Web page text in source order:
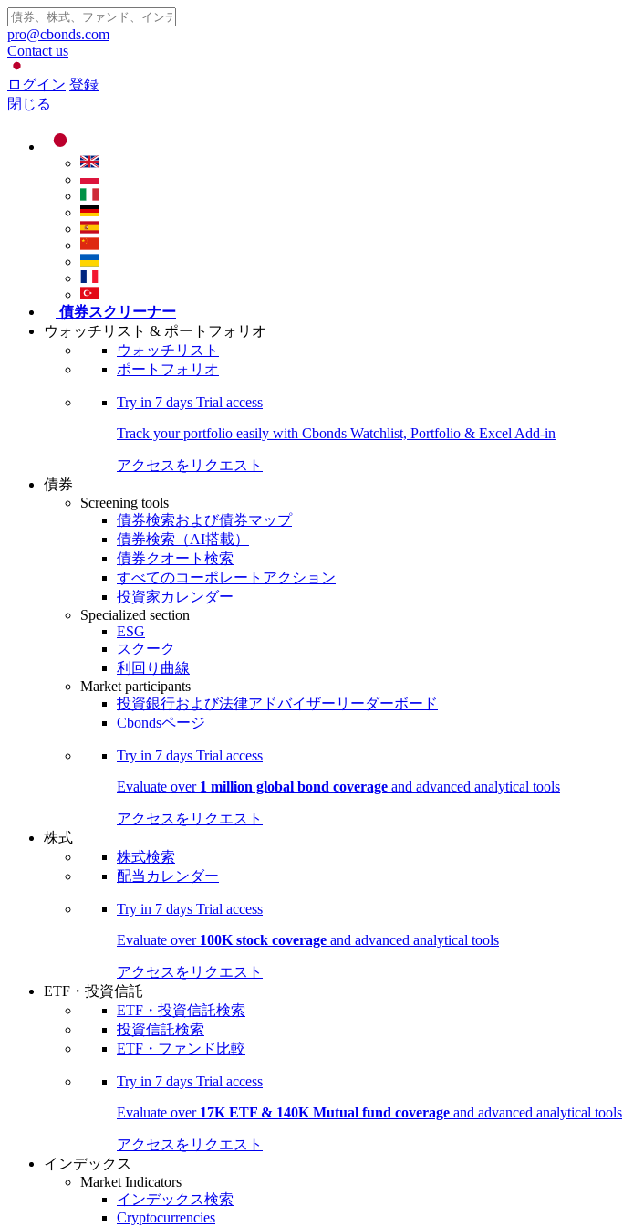
pro@cbonds.com
Contact us
ログイン 登録
閉じる
債券スクリーナー
ウォッチリスト & ポートフォリオ
ウォッチリスト
ポートフォリオ
Try in 7 days Trial access
Track your portfolio easily with Cbonds Watchlist, Portfolio & Excel Add-in
アクセスをリクエスト
債券
Screening tools
債券検索および債券マップ
債券検索（AI搭載）
債券クオート検索
すべてのコーポレートアクション
投資家カレンダー
Specialized section
ESG
スクーク
利回り曲線
Market participants
投資銀行および法律アドバイザーリーダーボード
Cbondsページ
Try in 7 days Trial access
Evaluate over 1 million global bond coverage and advanced analytical tools
アクセスをリクエスト
株式
株式検索
配当カレンダー
Try in 7 days Trial access
Evaluate over 100K stock coverage and advanced analytical tools
アクセスをリクエスト
ETF・投資信託
ETF・投資信託検索
投資信託検索
ETF・ファンド比較
Try in 7 days Trial access
Evaluate over 17K ETF & 140K Mutual fund coverage and advanced analytical tools
アクセスをリクエスト
インデックス
Market Indicators
インデックス検索
Cryptocurrencies